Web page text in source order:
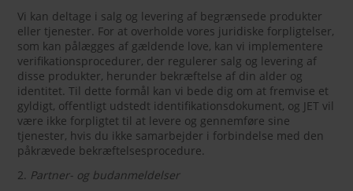
Vi kan deltage i salg og levering af begrænsede produkter
eller tjenester. For at overholde vores juridiske forpligtelser,
som kan pålægges af gældende love, kan vi implementere
verifikationsprocedurer, der regulerer salg og levering af
disse produkter, herunder bekræftelse af din alder og
identitet. Til dette formål kan vi bede dig om at fremvise et
gyldigt, offentligt udstedt identifikationsdokument, og JET vil
være ikke forpligtet til at levere og gennemføre sine
tjenester, hvis du ikke samarbejder i forbindelse med den
påkrævede bekræftelsesprocedure.
2. Partner- og budanmeldelser